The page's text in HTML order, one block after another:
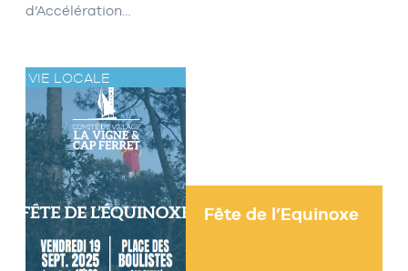
d’Accélération…
VIE LOCALE
Fête de l’Equinoxe